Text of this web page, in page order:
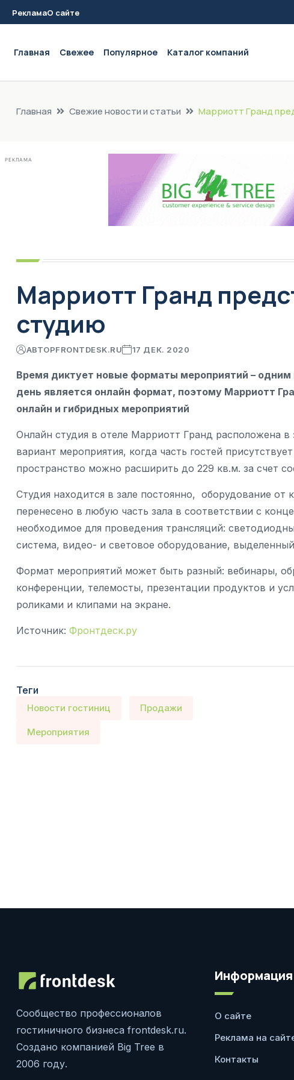
РекламаО сайте
Главная Свежее Популярное Каталог компаний
Главная Свежие новости и статьи Марриотт Гранд
РЕКЛАМА
Марриотт Гранд
студию
АВТОРFRONTDESK.RU 17 ДЕК. 2020
Время диктует новые форматы мероприятий –
день является онлайн формат, поэтому Марриотт
онлайн и гибридных мероприятий
Онлайн студия в отеле Марриотт Гранд расположена
вариант мероприятия, когда часть гостей
пространство можно расширить до 229 кв.м. за счет
Студия находится в зале постоянно, оборудование
перенесено в любую часть зала в соответствии с
необходимое для проведения трансляций:
система, видео- и световое оборудование,
Формат мероприятий может быть разный: вебинары,
конференции, телемосты, презентации продуктов и
роликами и клипами на экране.
Источник: Фронтдеск.ру
Теги
Новости гостиниц Продажи
Мероприятия
Сообщество профессионалов
гостиничного бизнеса frontdesk.ru.
Создано компанией Big Tree в
2006 году.
Информация
О сайте
Реклама на
Контакты